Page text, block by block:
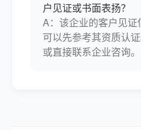
户见证或书面表扬？
A：该企业的客户见
可以先参考其资质认
或直接联系企业咨询。